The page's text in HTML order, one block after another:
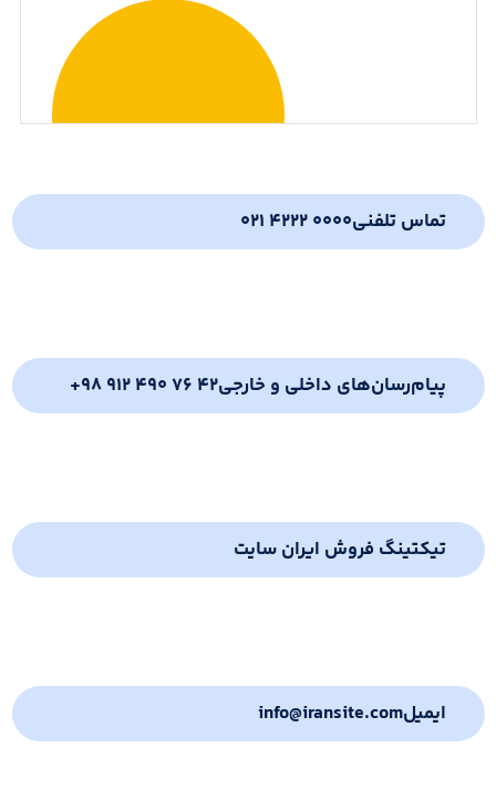
تماس تلفنی021 4222 0000
پیام‌رسان‌های داخلی و خارجی+98 912 490 76 42
تیکتینگ فروش ایران سایت
ایمیلinfo@iransite.com